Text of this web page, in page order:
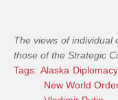
The views of individual
those of the Strategic
Tags: Alaska Diplomacy
New World